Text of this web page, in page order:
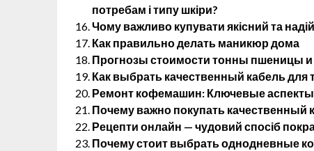
потребам і типу шкіри?
Чому важливо купувати якісний та
Как правильно делать маникюр дома
Прогнозы стоимости тонны пшеницы и
Как выбрать качественный кабель для
Ремонт кофемашин: Ключевые
Почему важно покупать качественный
Рецепти онлайн — чудовий спосіб
Почему стоит выбрать однодневные